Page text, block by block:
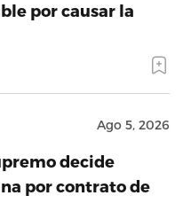
por causar la
Ago 5, 2026
decide
por contrato de